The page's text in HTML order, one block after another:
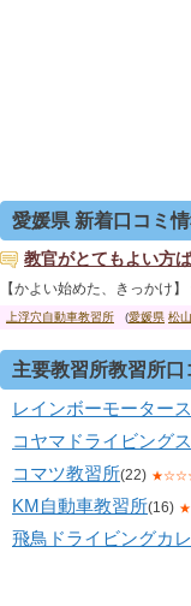
愛媛県 新着口コミ
教官がとてもよい方
【かよい始めた、きっかけ
上浮穴自動車教習所 (愛媛県 松
主要教習所教習所口
レインボーモーター
コヤマドライビング
コマツ教習所(22)
KM自動車教習所(16)
飛鳥ドライビングカ